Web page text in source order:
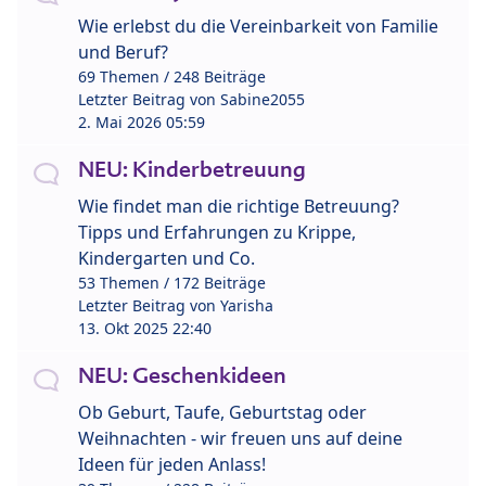
Wie erlebst du die Vereinbarkeit von Familie
und Beruf?
69 Themen / 248 Beiträge
Letzter Beitrag von Sabine2055
2. Mai 2026 05:59
NEU: Kinderbetreuung
Wie findet man die richtige Betreuung?
Tipps und Erfahrungen zu Krippe,
Kindergarten und Co.
53 Themen / 172 Beiträge
Letzter Beitrag von Yarisha
13. Okt 2025 22:40
NEU: Geschenkideen
Ob Geburt, Taufe, Geburtstag oder
Weihnachten - wir freuen uns auf deine
Ideen für jeden Anlass!